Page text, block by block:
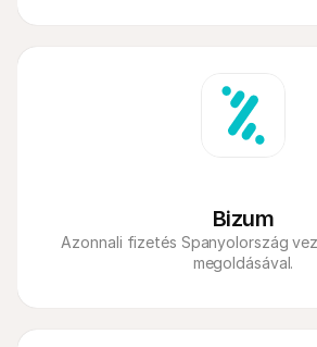
Bizum
Azonnali fizetés Spanyolország
megoldásával.